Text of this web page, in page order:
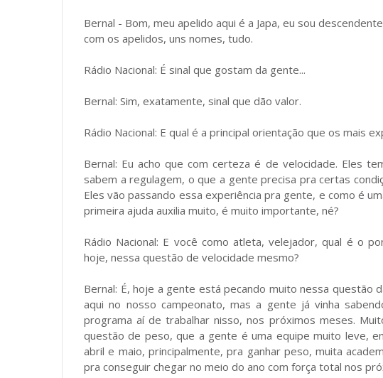
Bernal - Bom, meu apelido aqui é a Japa, eu sou
com os apelidos, uns nomes, tudo.
Rádio Nacional: É sinal que gostam da gente...
Bernal: Sim, exatamente, sinal que dão valor.
Rádio Nacional: E qual é a principal orientação que os mais
Bernal: Eu acho que com certeza é de velocidade. Eles
sabem a regulagem, o que a gente precisa pra certas
Eles vão passando essa experiência pra gente, e como é
primeira ajuda auxilia muito, é muito importante, né?
Rádio Nacional: E você como atleta, velejador, qual é o
hoje, nessa questão de velocidade mesmo?
Bernal: É, hoje a gente está pecando muito nessa questão
aqui no nosso campeonato, mas a gente já vinha
programa aí de trabalhar nisso, nos próximos meses.
questão de peso, que a gente é uma equipe muito leve,
abril e maio, principalmente, pra ganhar peso, muita
pra conseguir chegar no meio do ano com força total nos